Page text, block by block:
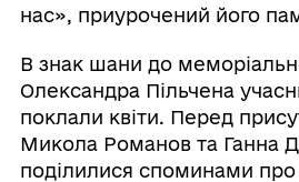
нас», приурочений його
В знак шани до
Олександра Пільчена
поклали квіти. Перед
Микола Романов та Ганна
поділилися споминами